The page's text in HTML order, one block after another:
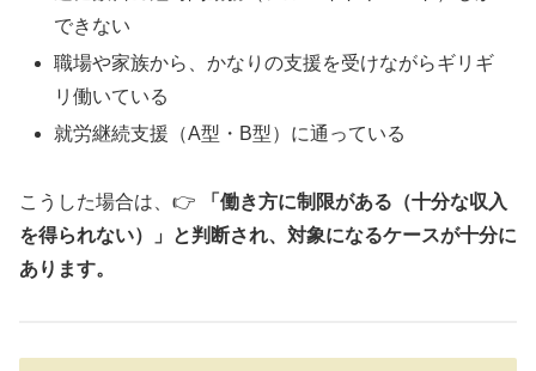
できない
職場や家族から、かなりの支援を受けながらギリギ
リ働いている
就労継続支援（A型・B型）に通っている
こうした場合は、👉
「働き方に制限がある（十分な収入
を得られない）」と判断され、対象になるケースが十分に
あります。